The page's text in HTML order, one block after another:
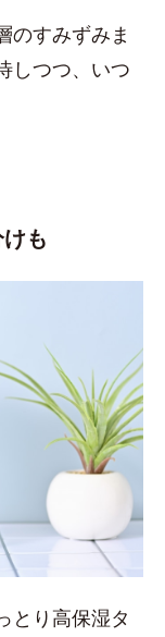
のすみずみま
しつつ、いつ
も
とり高保湿タ